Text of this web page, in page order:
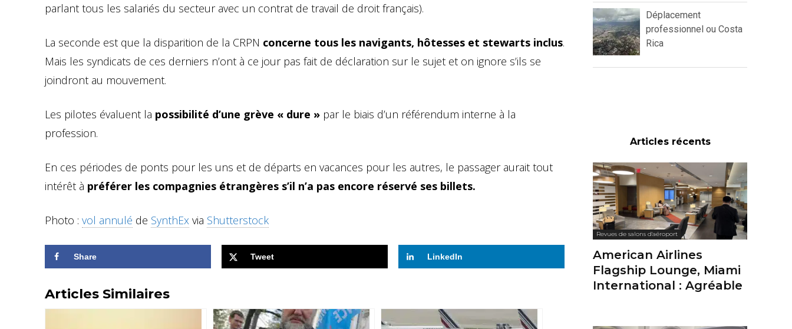
parlant tous les salariés du secteur avec un contrat de travail de droit français).
La seconde est que la disparition de la CRPN concerne tous les navigants, hôtesses et stewarts inclus.
Mais les syndicats de ces derniers n’ont à ce jour pas fait de déclaration sur le sujet et on ignore s’ils se
joindront au mouvement.
Les pilotes évaluent la possibilité d’une grève « dure » par le biais d’un référendum interne à la
profession.
En ces périodes de ponts pour les uns et de départs en vacances pour les autres, le passager aurait tout
intérêt à préférer les compagnies étrangères s’il n’a pas encore réservé ses billets.
Photo : vol annulé de SynthEx via Shutterstock
Share Tweet LinkedIn
Articles Similaires
Déplacement
professionnel ou Costa
Rica
Articles récents
Revues de salons d'aéroport
American Airlines
Flagship Lounge, Miami
International : Agréable